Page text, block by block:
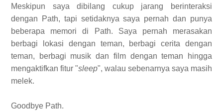
Meskipun saya dibilang cukup jarang berinteraksi
dengan Path, tapi setidaknya saya pernah dan punya
beberapa memori di Path. Saya pernah merasakan
berbagi lokasi dengan teman, berbagi cerita dengan
teman, berbagi musik dan film dengan teman hingga
mengaktifkan fitur "sleep", walau sebenarnya saya masih
melek.
Goodbye Path.